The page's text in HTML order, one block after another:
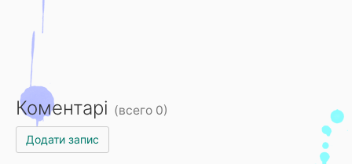
Коментарі (всего 0)
Додати запис